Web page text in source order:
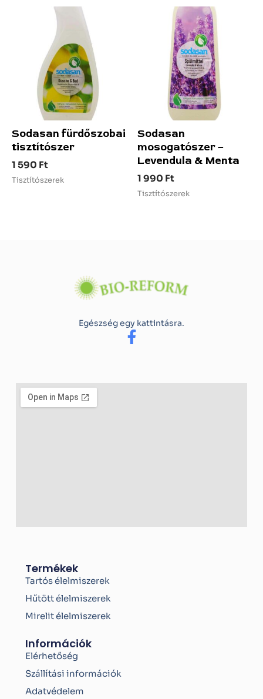
Sodasan fürdőszobai
tisztítószer
1 590 Ft
Tisztítószerek
Sodasan
mosogatószer –
Levendula & Menta
1 990 Ft
Tisztítószerek
Egészség egy kattintásra.
F
e
Termékek
Tartós élelmiszerek
Hűtött élelmiszerek
Mirelit élelmiszerek
Információk
Elérhetőség
Szállítási információk
Adatvédelem